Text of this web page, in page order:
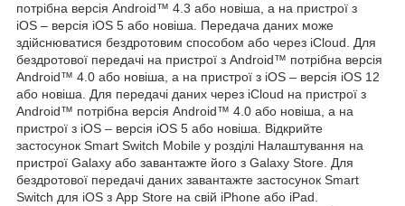
потрібна версія Android™ 4.3 або новіша, а на пристрої з
iOS – версія iOS 5 або новіша. Передача даних може
здійснюватися бездротовим способом або через iCloud. Для
бездротової передачі на пристрої з Android™ потрібна версія
Android™ 4.0 або новіша, а на пристрої з iOS – версія iOS 12
або новіша. Для передачі даних через iCloud на пристрої з
Android™ потрібна версія Android™ 4.0 або новіша, а на
пристрої з iOS – версія iOS 5 або новіша. Відкрийте
застосунок Smart Switch Mobile у розділі Налаштування на
пристрої Galaxy або завантажте його з Galaxy Store. Для
бездротової передачі даних завантажте застосунок Smart
Switch для iOS з App Store на свій iPhone або iPad.